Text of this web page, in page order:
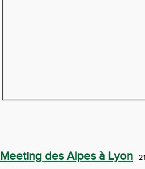
Meeting des Alpes à Lyon